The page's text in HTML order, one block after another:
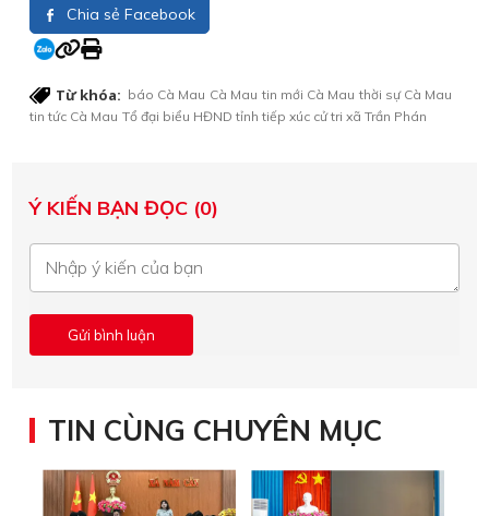
Chia sẻ Facebook
Từ khóa: báo Cà Mau Cà Mau tin mới Cà Mau thời sự Cà Mau
tin tức Cà Mau Tổ đại biểu HĐND tỉnh tiếp xúc cử tri xã Trần Phán
Ý KIẾN BẠN ĐỌC (0)
TIN CÙNG CHUYÊN MỤC